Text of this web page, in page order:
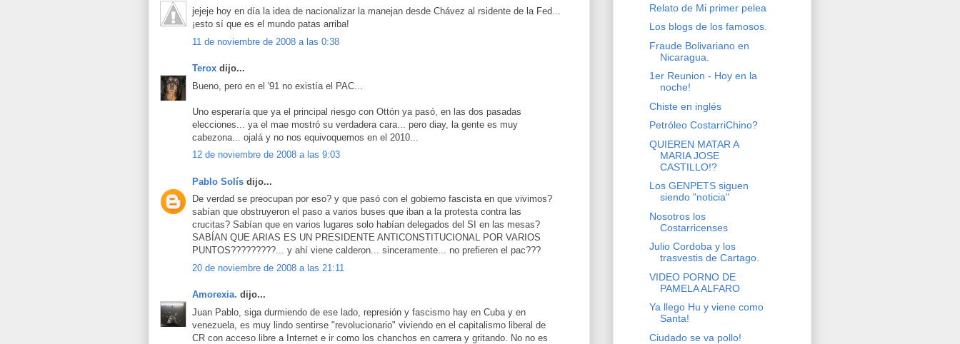
jejeje hoy en día la idea de nacionalizar la manejan desde Chávez al rsidente de la Fed...
¡esto sí que es el mundo patas arriba!
11 de noviembre de 2008 a las 0:38
Terox dijo...
Bueno, pero en el '91 no existía el PAC...
Uno esperaría que ya el principal riesgo con Ottón ya pasó, en las dos pasadas
elecciones... ya el mae mostró su verdadera cara... pero diay, la gente es muy
cabezona... ojalá y no nos equivoquemos en el 2010...
12 de noviembre de 2008 a las 9:03
Pablo Solís dijo...
De verdad se preocupan por eso? y que pasó con el gobierno fascista en que vivimos?
sabían que obstruyeron el paso a varios buses que iban a la protesta contra las
crucitas? Sabían que en varios lugares solo habían delegados del SI en las mesas?
SABÍAN QUE ARIAS ES UN PRESIDENTE ANTICONSTITUCIONAL POR VARIOS
PUNTOS?????????... y ahí viene calderon... sinceramente... no prefieren el pac???
20 de noviembre de 2008 a las 21:11
Amorexia. dijo...
Juan Pablo, siga durmiendo de ese lado, represión y fascismo hay en Cuba y en
venezuela, es muy lindo sentirse "revolucionario" viviendo en el capitalismo liberal de
CR con acceso libre a Internet e ir como los chanchos en carrera y gritando. No no es
Relato de Mi primer pelea
Los blogs de los famosos.
Fraude Bolivariano en
Nicaragua.
1er Reunion - Hoy en la
noche!
Chiste en inglés
Petróleo CostarriChino?
QUIEREN MATAR A
MARIA JOSE
CASTILLO!?
Los GENPETS siguen
siendo "noticia"
Nosotros los
Costarricenses
Julio Cordoba y los
trasvestis de Cartago.
VIDEO PORNO DE
PAMELA ALFARO
Ya llego Hu y viene como
Santa!
Ciudado se va pollo!